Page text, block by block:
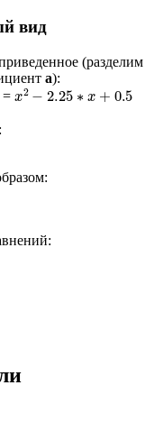
вид
(разделим
a):
=x2− 2.25∗ 0.5